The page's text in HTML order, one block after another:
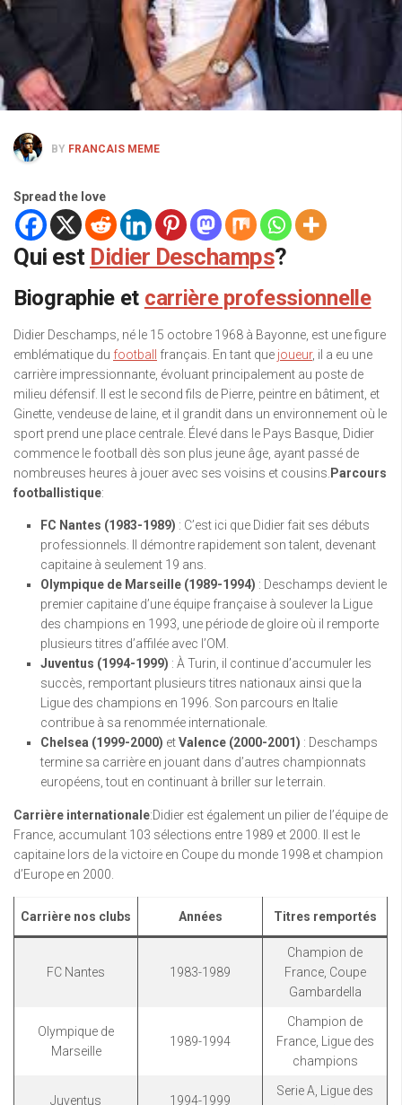
BY FRANCAIS MEME
Spread the love
Qui est Didier Deschamps?
Biographie et carrière professionnelle
Didier Deschamps, né le 15 octobre 1968 à Bayonne, est une figure
emblématique du football français. En tant que joueur, il a eu une
carrière impressionnante, évoluant principalement au poste de
milieu défensif. Il est le second fils de Pierre, peintre en bâtiment, et
Ginette, vendeuse de laine, et il grandit dans un environnement où le
sport prend une place centrale. Élevé dans le Pays Basque, Didier
commence le football dès son plus jeune âge, ayant passé de
nombreuses heures à jouer avec ses voisins et cousins. Parcours
footballistique:
FC Nantes (1983-1989) : C’est ici que Didier fait ses débuts
professionnels. Il démontre rapidement son talent, devenant
capitaine à seulement 19 ans.
Olympique de Marseille (1989-1994) : Deschamps devient le
premier capitaine d’une équipe française à soulever la Ligue
des champions en 1993, une période de gloire où il remporte
plusieurs titres d’affilée avec l’OM.
Juventus (1994-1999) : À Turin, il continue d’accumuler les
succès, remportant plusieurs titres nationaux ainsi que la
Ligue des champions en 1996. Son parcours en Italie
contribue à sa renommée internationale.
Chelsea (1999-2000) etValence (2000-2001) : Deschamps
termine sa carrière en jouant dans d’autres championnats
européens, tout en continuant à briller sur le terrain.
Carrière internationale:Didier est également un pilier de l’équipe de
France, accumulant 103 sélections entre 1989 et 2000. Il est le
capitaine lors de la victoire en Coupe du monde 1998 et champion
d’Europe en 2000.
Carrière nos clubs Années Titres remportés
FC Nantes 1983-1989
Champion de
France, Coupe
Gambardella
Olympique de
Marseille
1989-1994
Champion de
France, Ligue des
champions
Juventus 1994-1999
Serie A, Ligue des